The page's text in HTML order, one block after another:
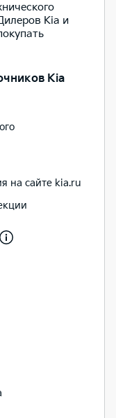
Kia и
Kia
на сайте kia.ru